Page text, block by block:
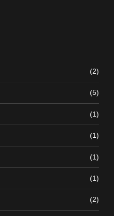
(2)
(5)
(1)
(1)
(1)
(1)
(2)